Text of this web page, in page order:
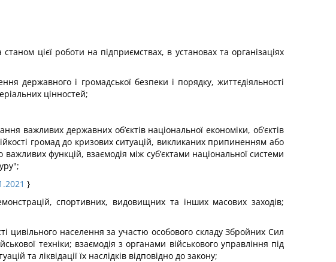
цієї роботи на підприємствах, в установах та організаціях
державного і громадської безпеки і порядку, життєдіяльності
цінностей;
важливих державних об’єктів національної економіки, об’єктів
громад до кризових ситуацій, викликаних припиненням або
функцій, взаємодія між суб’єктами національної системи
}
спортивних, видовищних та інших масових заходів;
цивільного населення за участю особового складу Збройних Сил
техніки; взаємодія з органами військового управління під
та ліквідації їх наслідків відповідно до закону;